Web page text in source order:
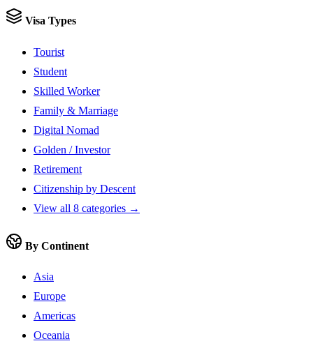
Visa Types
Tourist
Student
Skilled Worker
Family & Marriage
Digital Nomad
Golden / Investor
Retirement
Citizenship by Descent
View all 8 categories →
By Continent
Asia
Europe
Americas
Oceania